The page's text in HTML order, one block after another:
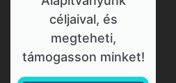
céljaival, és
megteheti,
támogasson minket!